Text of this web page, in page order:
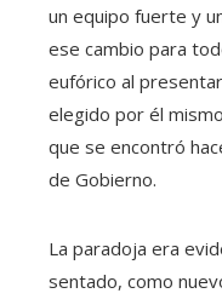
un equipo fuerte y
ese cambio para
eufórico al
elegido por él
que se encontró
de Gobierno.
La paradoja era
sentado, como